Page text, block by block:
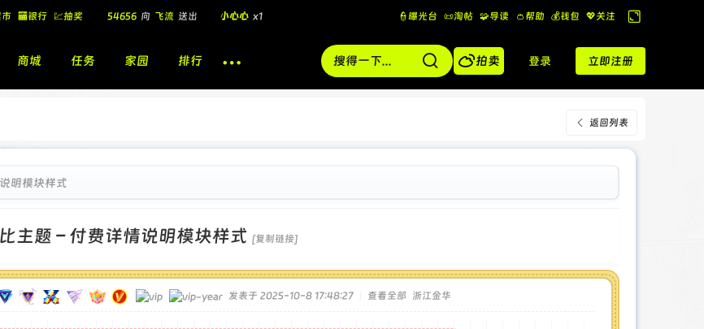
市 🏧银行 💹抽奖 54656 向 飞流 送出 小心心 x1
飞流 向 北 酷盖墨镜
👮曝光台 📜淘帖 🧩导读 👛帮助 💰️钱包 💖关注
换
到
宽
版
商城 任务 家园 排行 拍卖 登录 立即注册
返回列表
明模块样式
主题 – 付费详情说明模块样式 [复制链接]
发表于 2025-10-8 17:48:27 查看全部 浙江金华